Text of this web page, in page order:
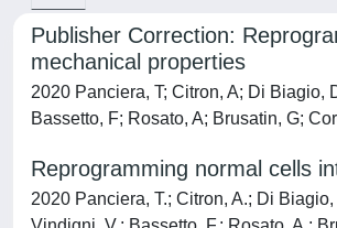
Publisher Correction:
mechanical properties
2020 Panciera, T; Citron, A; Di Biagio,
Bassetto, F; Rosato, A; Brusatin, G;
Reprogramming normal cells
2020 Panciera, T.; Citron, A.; Di